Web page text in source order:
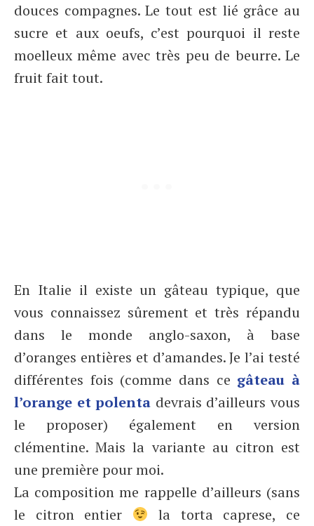
douces compagnes. Le tout est lié grâce au
sucre et aux oeufs, c’est pourquoi il reste
moelleux même avec très peu de beurre. Le
fruit fait tout.
En Italie il existe un gâteau typique, que
vous connaissez sûrement et très répandu
dans le monde anglo-saxon, à base
d’oranges entières et d’amandes. Je l’ai testé
différentes fois (comme dans ce gâteau à
l’orange et polenta devrais d’ailleurs vous
le proposer) également en version
clémentine. Mais la variante au citron est
une première pour moi.
La composition me rappelle d’ailleurs (sans
le citron entier
la torta caprese, ce